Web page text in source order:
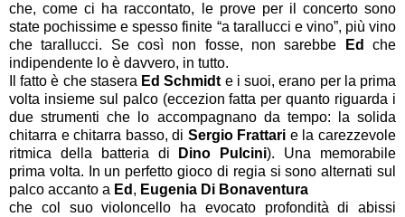
che, come ci ha raccontato, le prove per il concerto sono
state pochissime e spesso finite “a tarallucci e vino”, più vino
che tarallucci. Se così non fosse, non sarebbe
Edche
indipendente lo è davvero, in tutto.
Il fatto è che stasera Ed Schmidt e i suoi, erano per la prima
volta insieme sul palco (eccezion fatta per quanto riguarda i
due strumenti che lo accompagnano da tempo: la solida
chitarra e chitarra basso, di Sergio Frattari e la carezzevole
ritmica della batteria di
Dino Pulcini). Una memorabile
prima volta. In un perfetto gioco di regia si sono alternati sul
palco accanto a Ed , Eugenia Di Bonaventura
che col suo violoncello ha evocato profondità di abissi